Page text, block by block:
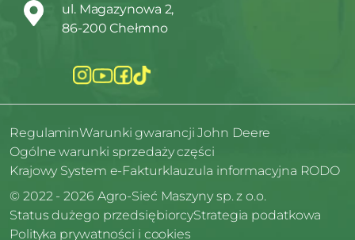
ul. Magazynowa 2,
86-200 Chełmno
RegulaminWarunki gwarancji John Deere
Ogólne warunki sprzedaży części
Krajowy System e-Fakturklauzula informacyjna RODO
© 2022 - 2026 Agro-Sieć Maszyny sp. z o.o.
Status dużego przedsiębiorcyStrategia podatkowa
Polityka prywatności i cookies